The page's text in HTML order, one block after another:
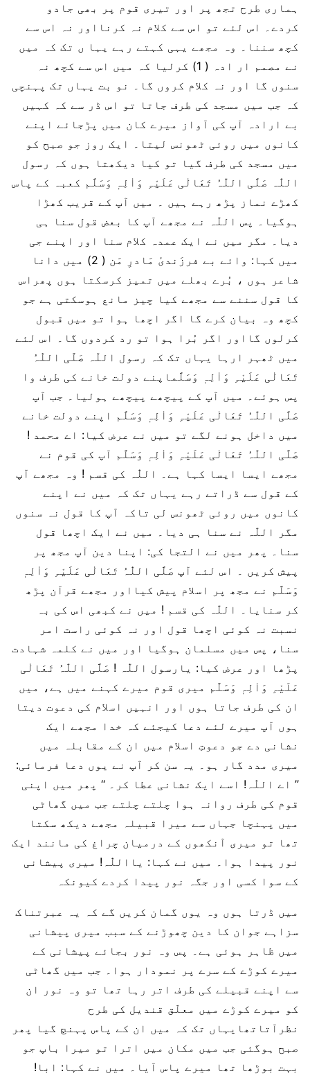
ہماری طرح تجھ پر اور تیری قوم پر بھی جادو
کردے۔ اس لئے تو اس سے کلام نہ کرنااور نہ اس سے
کچھ سننا۔ وہ مجھے یہی کہتے رہے یہا ں تک کہ میں
نے مصمم ار ادہ ( 1) کرلیا کہ میں اس سے کچھ نہ
سنوں گا اور نہ کلام کروں گا۔ نو بت یہاں تک پہنچی
کہ جب میں مسجد کی طرف جاتا تو اس ڈر سے کہ کہیں
بے ارادہ آپ کی آواز میرے کان میں پڑجائے اپنے
کانوں میں روئی ٹھونس لیتا۔ ایک روز جو صبح کو
میں مسجد کی طرف گیا تو کیا دیکھتا ہوں کہ رسول
اللّٰہ صَلَّی اللّٰہُ تَعَالٰی عَلَیْہِ وَاٰلِہٖ وَسَلَّم کعبہ کے پاس
کھڑے نماز پڑھ رہے ہیں ۔ میں آپ کے قریب کھڑا
ہوگیا۔ پس اللّٰہ نے مجھے آپ کا بعض قول سنا ہی
دیا۔ مگر میں نے ایک عمدہ کلام سنا اور اپنے جی
میں کہا: وائے بے فرزَندیٔ مَادرِ مَن ( 2) میں دانا
شاعر ہوں ، بُرے بھلے میں تمیز کرسکتا ہوں پھراس
کا قول سننے سے مجھے کیا چیز مانع ہوسکتی ہے جو
کچھ وہ بیان کرے گا اگر اچھا ہوا تو میں قبول
کرلوں گااور اگر بُرا ہوا تو رد کردوں گا۔ اس لئے
میں ٹھہر ارہا یہاں تک کہ رسول اللّٰہ صَلَّی اللّٰہُ
تَعَالٰی عَلَیْہِ وَاٰلِہٖ وَسَلَّماپنے دولت خانے کی طرف وا
پس ہوئے۔ میں آپ کے پیچھے پیچھے ہولیا۔ جب آپ
صَلَّی اللّٰہُ تَعَالٰی عَلَیْہِ وَاٰلِہٖ وَسَلَّم اپنے دولت خانے
میں داخل ہونے لگے تو میں نے عرض کیا: اے محمد !
صَلَّی اللّٰہُ تَعَالٰی عَلَیْہِ وَاٰلِہٖ وَسَلَّم آپ کی قوم نے
مجھے ایسا ایسا کہا ہے۔ اللّٰہ کی قسم ! وہ مجھے آپ
کے قول سے ڈراتے رہے یہاں تک کہ میں نے اپنے
کانوں میں روئی ٹھونس لی تاکہ آپ کا قول نہ سنوں
مگر اللّٰہ نے سنا ہی دیا۔ میں نے ایک اچھا قول
سنا۔ پھر میں نے التجا کی: اپنا دین آپ مجھ پر
پیش کریں ۔ اس لئے آپ صَلَّی اللّٰہُ تَعَالٰی عَلَیْہِ وَاٰلِہٖ
وَسَلَّم نے مجھ پر اسلام پیش کیااور مجھے قرآن پڑھ
کر سنایا۔ اللّٰہ کی قسم ! میں نے کبھی اس کی بہ
نسبت نہ کوئی اچھا قول اور نہ کوئی راست امر
سنا، پس میں مسلمان ہوگیا اور میں نے کلمہ شہادت
پڑھا اور عرض کیا: یارسول اللّٰہ ! صَلَّی اللّٰہُ تَعَالٰی
عَلَیْہِ وَاٰلِہٖ وَسَلَّم میری قوم میرے کہنے میں ہے، میں
ان کی طرف جاتا ہوں اور انہیں اسلام کی دعوت دیتا
ہوں آپ میرے لئے دعا کیجئے کہ خدا مجھے ایک
نشانی دے جو دعوتِ اسلام میں ان کے مقابلہ میں
میری مدد گار ہو۔ یہ سن کر آپ نے یوں دعا فرمائی:
’’ اے اللّٰہ! اسے ایک نشانی عطا کر۔ ‘‘ پھر میں اپنی
قوم کی طرف روانہ ہوا چلتے چلتے جب میں گھاٹی
میں پہنچا جہاں سے میرا قبیلہ مجھے دیکھ سکتا
تھا تو میری آنکھوں کے درمیان چراغ کی مانند ایک
نور پیدا ہوا۔ میں نے کہا: یااللّٰہ! میری پیشانی
کے سوا کسی اور جگہ نور پیدا کردے کیونکہ
میں ڈرتا ہوں وہ یوں گمان کریں گے کہ یہ عبرتناک
سزاہے جوان کا دین چھوڑنے کے سبب میری پیشانی
میں ظاہر ہوئی ہے۔ پس وہ نور بجائے پیشانی کے
میرے کوڑے کے سرے پر نمودار ہوا۔ جب میں گھاٹی
سے اپنے قبیلے کی طرف اتر رہا تھا تو وہ نور ان
کو میرے کوڑے میں معلّق قندیل کی طرح
نظرآتاتھایہاں تک کہ میں ان کے پاس پہنچ گیا پھر
صبح ہوگئی جب میں مکان میں اترا تو میرا باپ جو
بہت بوڑھا تھا میرے پاس آیا۔ میں نے کہا: ابا!